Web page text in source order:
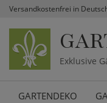
Versandkostenfrei in
Exklusive
GARTENDEKO